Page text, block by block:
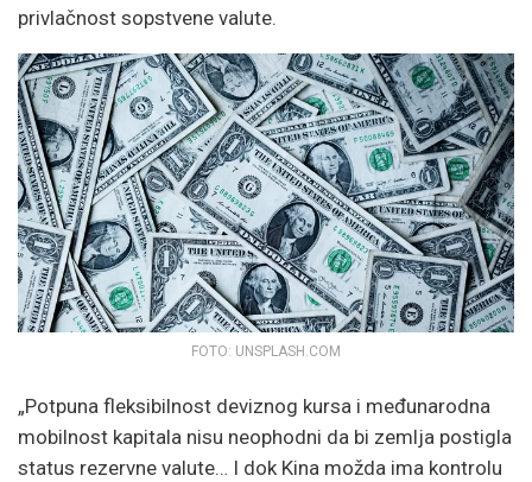
privlačnost sopstvene valute.
FOTO: UNSPLASH.COM
„Potpuna fleksibilnost deviznog kursa i međunarodna
mobilnost kapitala nisu neophodni da bi zemlja postigla
status rezervne valute… I dok Kina možda ima kontrolu